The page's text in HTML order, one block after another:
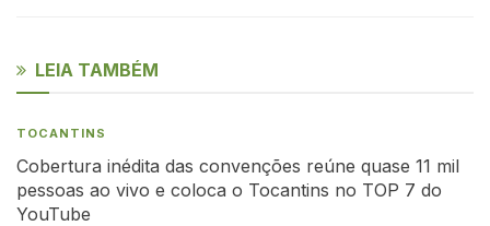
LEIA TAMBÉM
TOCANTINS
Cobertura inédita das convenções reúne quase 11 mil
pessoas ao vivo e coloca o Tocantins no TOP 7 do
YouTube